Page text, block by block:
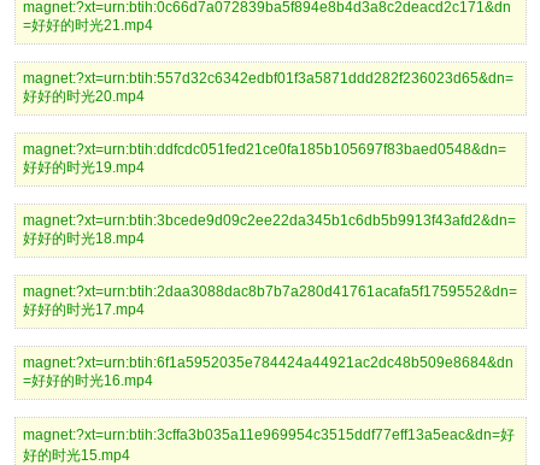
magnet:?xt=urn:btih:0c66d7a072839ba5f894e8b4d3a8c2deacd2c171&dn
=好好的时光21.mp4
magnet:?xt=urn:btih:557d32c6342edbf01f3a5871ddd282f236023d65&dn=
好好的时光20.mp4
magnet:?xt=urn:btih:ddfcdc051fed21ce0fa185b105697f83baed0548&dn=
好好的时光19.mp4
magnet:?xt=urn:btih:3bcede9d09c2ee22da345b1c6db5b9913f43afd2&dn=
好好的时光18.mp4
magnet:?xt=urn:btih:2daa3088dac8b7b7a280d41761acafa5f1759552&dn=
好好的时光17.mp4
magnet:?xt=urn:btih:6f1a5952035e784424a44921ac2dc48b509e8684&dn
=好好的时光16.mp4
magnet:?xt=urn:btih:3cffa3b035a11e969954c3515ddf77eff13a5eac&dn=好
好的时光15.mp4